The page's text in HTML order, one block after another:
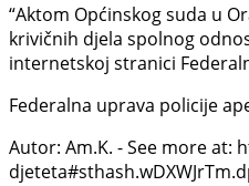
“Aktom Općinskog suda u
krivičnih djela spolnog
internetskoj stranici
Federalna uprava policije
Autor: Am.K. - See more at: